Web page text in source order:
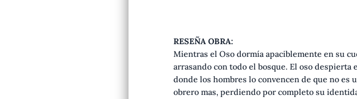
RESEÑA OBRA:
Mientras el Oso dormía apaciblemente en su
arrasando con todo el bosque. El oso
donde los hombres lo convencen de que no es
obrero mas, perdiendo por completo su